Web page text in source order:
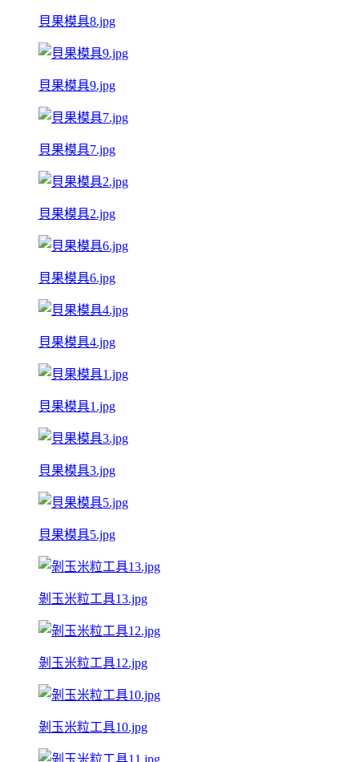
貝果模具8.jpg
貝果模具9.jpg
貝果模具7.jpg
貝果模具2.jpg
貝果模具6.jpg
貝果模具4.jpg
貝果模具1.jpg
貝果模具3.jpg
貝果模具5.jpg
剝玉米粒工具13.jpg
剝玉米粒工具12.jpg
剝玉米粒工具10.jpg